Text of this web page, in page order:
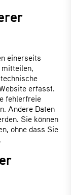
einerseits
mitteilen,
erfasst.
fehlerfreie
Andere Daten
Sie können
ohne dass Sie